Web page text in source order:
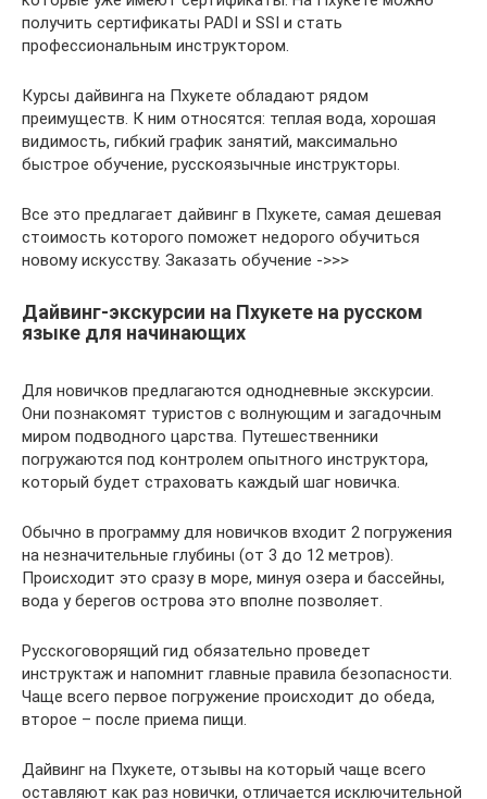
получить сертификаты PADI и SSI и стать
профессиональным инструктором.
​Курсы дайвинга на Пхукете обладают рядом
преимуществ. К ним относятся: теплая вода, хорошая
видимость, гибкий график занятий, максимально
быстрое обучение, русскоязычные инструкторы.
Все это предлагает дайвинг в Пхукете, самая дешевая
стоимость которого поможет недорого обучиться
новому искусству. Заказать обучение ->>>
Дайвинг-экскурсии на Пхукете на русском
языке для начинающих
Для новичков предлагаются однодневные экскурсии.
Они познакомят туристов с волнующим и загадочным
миром подводного царства. Путешественники
погружаются под контролем опытного инструктора,
который будет страховать каждый шаг новичка.
Обычно в программу для новичков входит 2 погружения
на незначительные глубины (от 3 до 12 метров).
Происходит это сразу в море, минуя озера и бассейны,
вода у берегов острова это вполне позволяет.
Русскоговорящий гид обязательно проведет
инструктаж и напомнит главные правила безопасности.
Чаще всего первое погружение происходит до обеда,
второе – после приема пищи.
Дайвинг на Пхукете, отзывы на который чаще всего
оставляют как раз новички, отличается исключительной